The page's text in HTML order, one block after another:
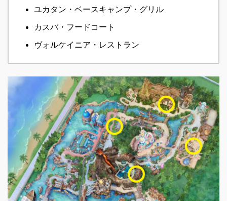
ユカタン・ベースキャンプ・グリル
カスバ・フードコート
ヴォルケイニア・レストラン